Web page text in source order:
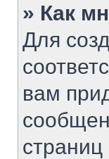
» Как
Для
вам